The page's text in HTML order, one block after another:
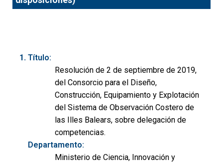
Título:
Resolución de 2 de septiembre de 2019,
del Consorcio para el Diseño,
Construcción, Equipamiento y Explotación
del Sistema de Observación Costero de
las Illes Balears, sobre delegación de
competencias.
Departamento:
Ministerio de Ciencia, Innovación y